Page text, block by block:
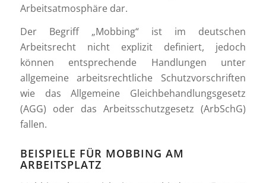
Arbeitsatmosphäre dar.
Der Begriff „Mobbing“ ist im deutschen
Arbeitsrecht nicht explizit definiert, jedoch
können entsprechende Handlungen unter
allgemeine arbeitsrechtliche Schutzvorschriften
wie das Allgemeine Gleichbehandlungsgesetz
(AGG) oder das Arbeitsschutzgesetz (ArbSchG)
fallen.
BEISPIELE FÜR MOBBING AM
ARBEITSPLATZ